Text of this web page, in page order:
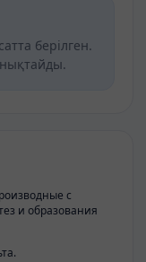
берілген.
с
и образования